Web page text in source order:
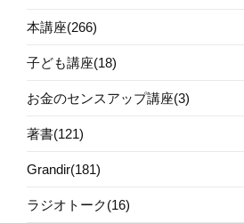
本講座(266)
子ども講座(18)
お金のセンスアップ講座(3)
著書(121)
Grandir(181)
ラジオトーク(16)